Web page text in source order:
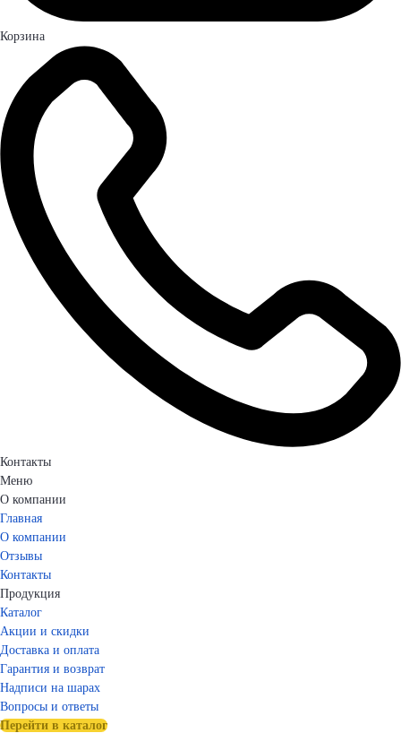
Корзина
Контакты
Меню
О компании
Главная
О компании
Отзывы
Контакты
Продукция
Каталог
Акции и скидки
Доставка и оплата
Гарантия и возврат
Надписи на шарах
Вопросы и ответы
Перейти в каталог